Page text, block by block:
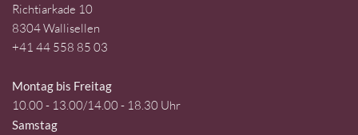
Richtiarkade 10
8304 Wallisellen
+41 44 558 85 03
Montag bis Freitag
10.00 - 13.00/14.00 - 18.30 Uhr
Samstag